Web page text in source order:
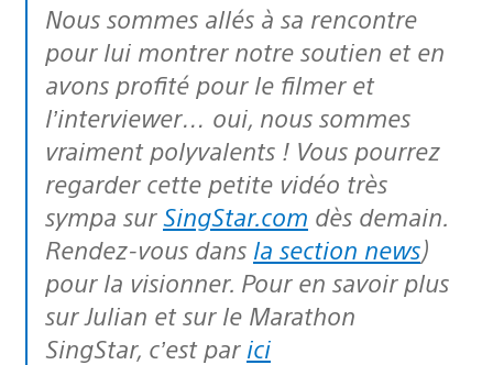
Nous sommes allés à sa rencontre
pour lui montrer notre soutien et en
avons profité pour le filmer et
l’interviewer… oui, nous sommes
vraiment polyvalents ! Vous pourrez
regarder cette petite vidéo très
sympa sur SingStar.com dès demain.
Rendez-vous dans la section news)
pour la visionner. Pour en savoir plus
sur Julian et sur le Marathon
SingStar, c’est par ici